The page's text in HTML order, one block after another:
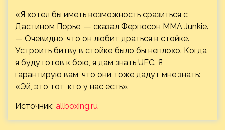
«Я хотел бы иметь возможность сразиться с
Дастином Порье, — сказал Фергюсон MMA Junkie.
— Очевидно, что он любит драться в стойке.
Устроить битву в стойке было бы неплохо. Когда
я буду готов к бою, я дам знать UFC. Я
гарантирую вам, что они тоже дадут мне знать:
«Эй, это тот, кто у нас есть».
Источник: allboxing.ru